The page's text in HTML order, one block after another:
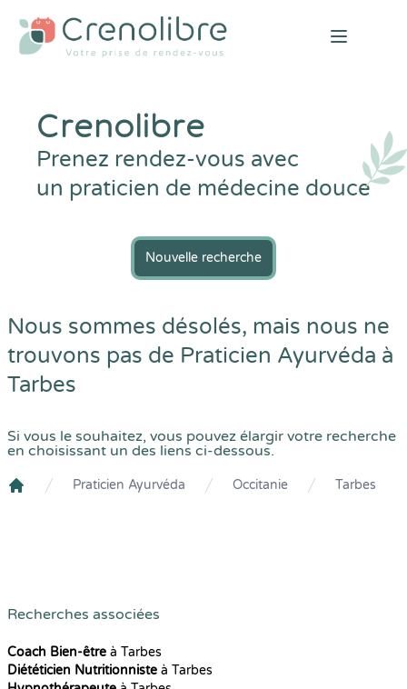
Open
Crenolibre
Prenez rendez-vous avec
un praticien de médecine douce
Nouvelle recherche
Nous sommes désolés, mais nous ne
trouvons pas de Praticien Ayurvéda à
Tarbes
Si vous le souhaitez, vous pouvez élargir votre recherche
en choisissant un des liens ci-dessous.
Praticien Ayurvéda Occitanie Tarbes
Recherches associées
Coach Bien-être à Tarbes
Diététicien Nutritionniste à Tarbes